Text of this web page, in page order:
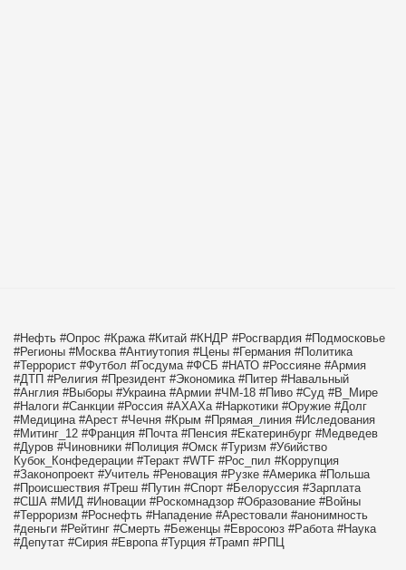
#Нефть #Опрос #Кража #Китай #КНДР #Росгвардия #Подмосковье
#Регионы #Москва #Антиутопия #Цены #Германия #Политика
#Террорист #Футбол #Госдума #ФСБ #НАТО #Россияне #Армия
#ДТП #Религия #Президент #Экономика #Питер #Навальный
#Англия #Выборы #Украина #Армии #ЧМ-18 #Пиво #Суд #В_Мире
#Налоги #Санкции #Россия #АХАХа #Наркотики #Оружие #Долг
#Медицина #Арест #Чечня #Крым #Прямая_линия #Иследования
#Митинг_12 #Франция #Почта #Пенсия #Екатеринбург #Медведев
#Дуров #Чиновники #Полиция #Омск #Туризм #Убийство
Кубок_Конфедерации #Теракт #WTF #Рос_пил #Коррупция
#Законопроект #Учитель #Реновация #Рузке #Америка #Польша
#Происшествия #Треш #Путин #Спорт #Белоруссия #Зарплата
#США #МИД #Иновации #Роскомнадзор #Образование #Войны
#Терроризм #Роснефть #Нападение #Арестовали #анонимность
#деньги #Рейтинг #Смерть #Беженцы #Евросоюз #Работа #Наука
#Депутат #Сирия #Европа #Турция #Трамп #РПЦ